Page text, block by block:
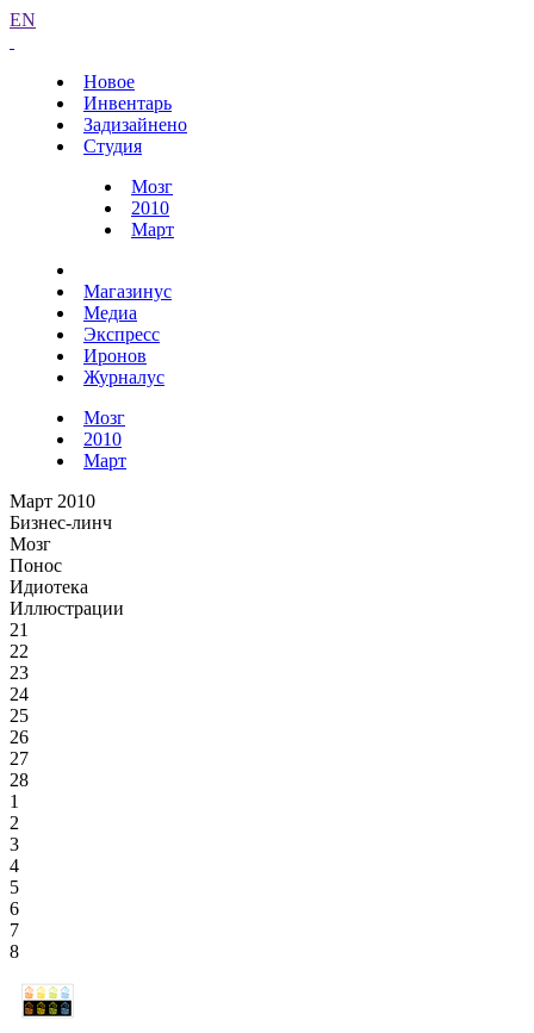
EN
Новое
Инвентарь
Задизайнено
Студия
Мозг
2010
Март
Магазинус
Медиа
Экспресс
Иронов
Журналус
Мозг
2010
Март
Март 2010
Бизнес-линч
Мозг
Понос
Идиотека
Иллюстрации
21
22
23
24
25
26
27
28
1
2
3
4
5
6
7
8